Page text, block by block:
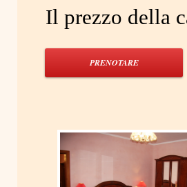
Il prezzo della
PRENOTARE